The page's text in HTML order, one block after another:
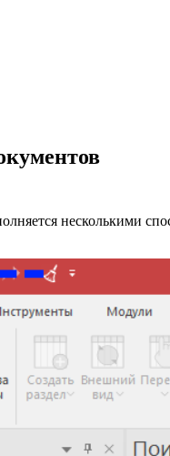
несколькими